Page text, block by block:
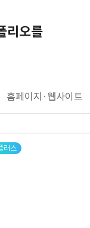
리오를
홈페이지·웹사이트
러스